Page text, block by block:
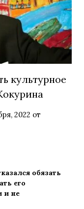
культурное
2022 от
обязать
его
и не